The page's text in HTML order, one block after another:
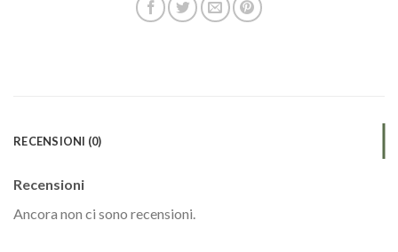
RECENSIONI (0)
Recensioni
Ancora non ci sono recensioni.